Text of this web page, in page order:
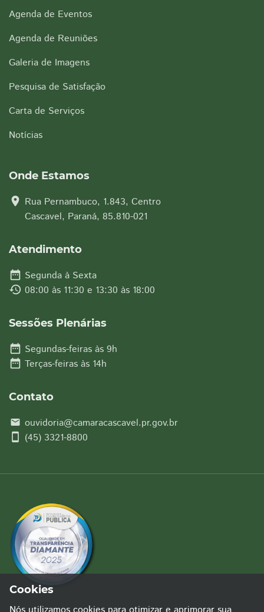
Agenda de Eventos
Agenda de Reuniões
Galeria de Imagens
Pesquisa de Satisfação
Carta de Serviços
Notícias
Onde Estamos
location_on Rua Pernambuco, 1.843, Centro
Cascavel, Paraná, 85.810-021
Atendimento
date_range Segunda à Sexta
history 08:00 às 11:30 e 13:30 às 18:00
Sessões Plenárias
date_range Segundas-feiras às 9h
date_range Terças-feiras às 14h
Contato
email ouvidoria@camaracascavel.pr.gov.br
smartphone (45) 3321-8800
Cookies